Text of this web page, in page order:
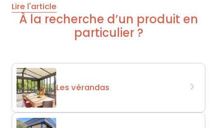
Lire l'article
À la recherche d’un produit en
particulier ?
Les vérandas